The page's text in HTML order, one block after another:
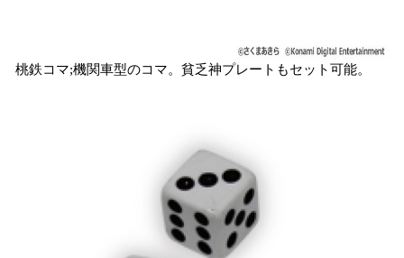
桃鉄コマ;機関車型のコマ。貧乏神プレートもセット可能。